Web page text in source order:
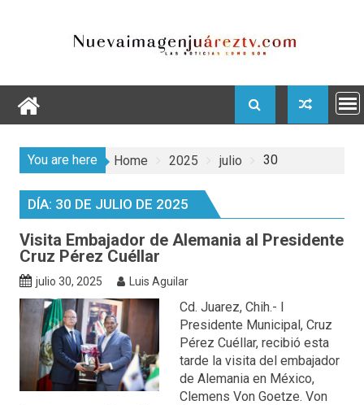
You are here Home 2025 julio 30
DÍA: 30 DE JULIO DE 2025
Visita Embajador de Alemania al Presidente
Cruz Pérez Cuéllar
julio 30, 2025 Luis Aguilar
Cd. Juarez, Chih.- l
Presidente Municipal, Cruz
Pérez Cuéllar, recibió esta
tarde la visita del embajador
de Alemania en México,
Clemens Von Goetze. Von